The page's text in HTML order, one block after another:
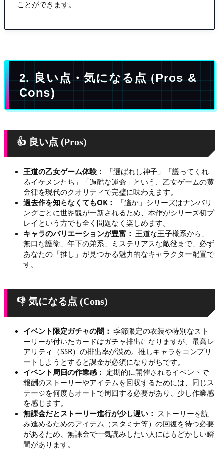
ことができます。
2. 良い点・気になる点 (Pros &
Cons)
👍 良い点 (Pros)
王道の乙女ゲーム体験：
「選ばれし神子」「護ってくれ
るイケメンたち」「過酷な運命」という、乙女ゲームの黄
金律を現代のクオリティで完璧に味わえます。
過去作を知らなくてもOK：
「遙か」シリーズはナンバリ
ングごとに世界観が一新されるため、本作がシリーズ初プ
レイという方でも全く問題なく楽しめます。
キャラのバリエーションが豊富： 王道な王子様系から、
無口な護衛、年下の弟系、ミステリアスな敵役まで、必ず
あなたの「推し」が見つかる魅力的なキャラクター配置で
す。
👎 気になる点 (Cons)
イベント限定ガチャの闇： 季節限定の衣装や特別なスト
ーリーが付いたカードはガチャ排出になりますが、最高レ
アリティ（SSR）の排出率が渋め。推しキャラをコンプリ
ートしようとすると課金が必須になりがちです。
イベント周回の作業感： 定期的に開催されるイベントで
報酬のストーリーやアイテムを回収するためには、同じス
テージを何度もオートで周回する必要があり、少し作業感
を感じます。
無課金だとストーリー進行が少し遅い： ストーリーを読
み進めるためのアイテム（スタミナ等）の回復を待つ必要
があるため、無課金で一気読みしたい人にはもどかしい瞬
間があります。